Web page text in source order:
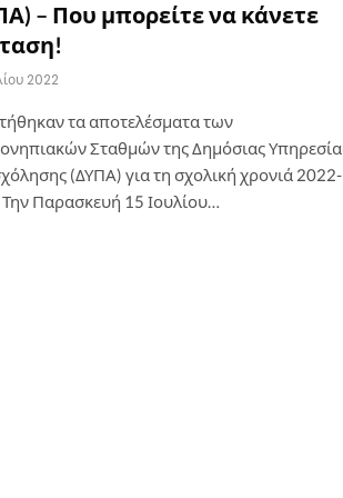
– Που μπορείτε να κάνετε
2022
τα αποτελέσματα των
Σταθμών της Δημόσιας
(ΔΥΠΑ) για τη σχολική χρονιά 2022-
Παρασκευή 15 Ιουλίου…